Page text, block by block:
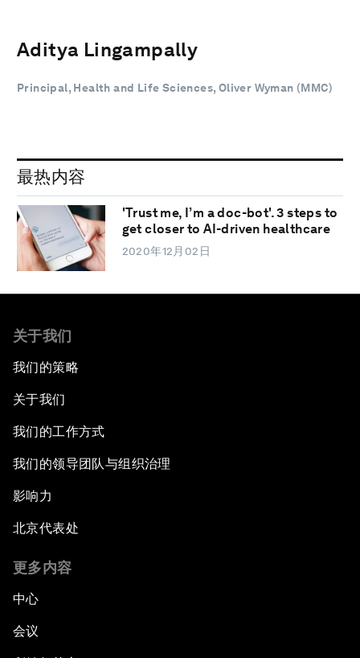
Aditya Lingampally
Principal, Health and Life Sciences, Oliver Wyman (MMC)
最热内容
'Trust me, I’m a doc-bot'. 3 steps to
get closer to AI-driven healthcare
2020年12月02日
关于我们
我们的策略
关于我们
我们的工作方式
我们的领导团队与组织治理
影响力
北京代表处
更多内容
中心
会议